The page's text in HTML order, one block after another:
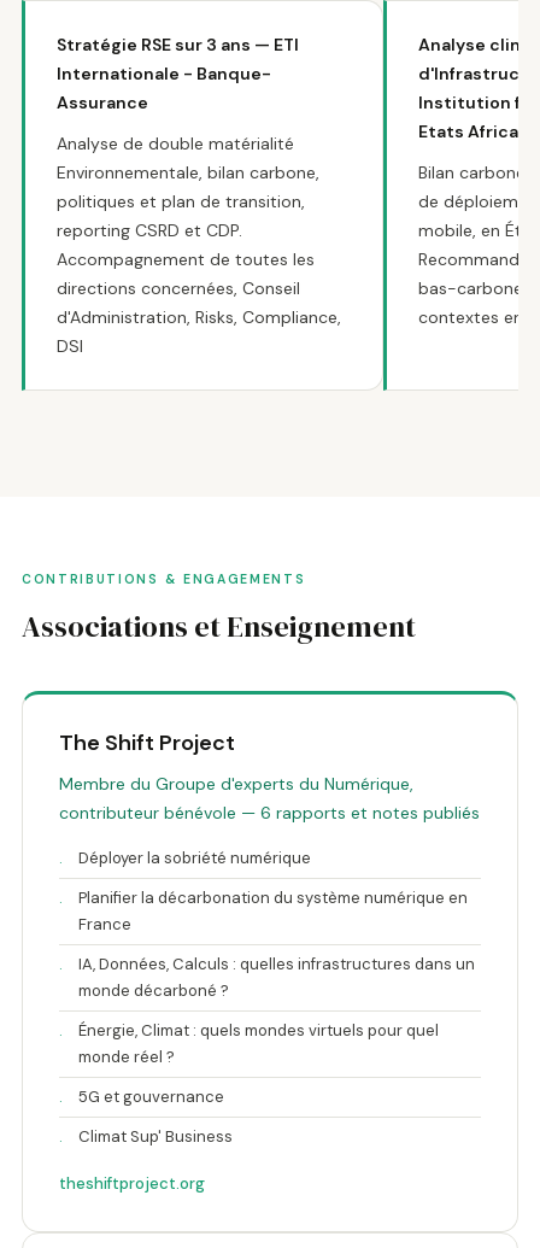
Stratégie RSE sur 3 ans — ETI
Internationale - Banque-
Assurance
Analyse de double matérialité
Environnementale, bilan carbone,
politiques et plan de transition,
reporting CSRD et CDP.
Accompagnement de toutes les
directions concernées, Conseil
d'Administration, Risks, Compliance,
DSI
Analyse
Institution
Etats
Bilan carbone
de
mobile, en
bas-carbone
contextes en
CONTRIBUTIONS & ENGAGEMENTS
Associations et Enseignement
The Shift Project
Membre du Groupe d'experts du Numérique,
contributeur bénévole — 6 rapports et notes publiés
.
Déployer la sobriété numérique
.
Planifier la décarbonation du système numérique en
France
.
IA, Données, Calculs : quelles infrastructures dans un
monde décarboné ?
.
Énergie, Climat : quels mondes virtuels pour quel
monde réel ?
.
5G et gouvernance
.
Climat Sup' Business
theshiftproject.org